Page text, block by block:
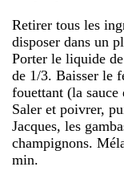
Retirer tous les
disposer dans un
Porter le liquide
de 1/3. Baisser le
fouettant (la sauce
Saler et poivrer,
Jacques, les
champignons.
min.